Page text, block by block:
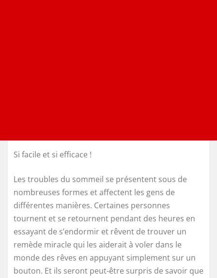
Si facile et si efficace !
Les troubles du sommeil se présentent sous de
nombreuses formes et affectent les gens de
différentes manières. Certaines personnes
tournent et se retournent pendant des heures en
essayant de s’endormir et rêvent de trouver un
remède miracle qui les aiderait à voler dans le
monde des rêves en appuyant simplement sur un
bouton. Et ils seront peut-être surpris de savoir que